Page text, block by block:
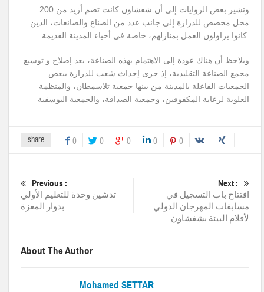
وتشير بعض الروايات إلى أن شفشاون كانت تضم أزيد من 200
محل مخصص للدرازة إلى جانب عدد من الصناع والصانعات، الذين
كانوا يزاولون العمل بمنازلهم، خاصة في أحياء المدينة القديمة.
ويلاحظ أن هناك عودة إلى الاهتمام بهذه الصناعة، بعد إصلاح و توسيع
مجمع الصناعة التقليدية، إذ جرى إحداث شعب للدرازة ببعض
الجمعيات الفاعلة بالمدينة من بينها جمعية تلاسمطان، والمنظمة
العلوية لرعاية المكفوفين، وجمعية الصداقة، والجمعية اليوسفية
share 0 0 0 0 0
Previous :
تدشين وحدة للتعليم الأولي
بدوار المعزة
Next :
افتتاح باب التسجيل في
مسابقات المهرجان الدولي
لأفلام البيئة بشفشاون
About The Author
Mohamed SETTAR